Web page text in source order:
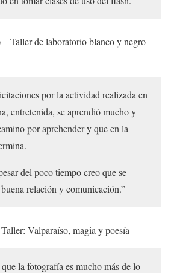
Taller de laboratorio blanco y negro
por la actividad realizada en
entretenida, se aprendió mucho y
por aprehender y que en la
del poco tiempo creo que se
relación y comunicación.”
Valparaíso, magia y poesía
la fotografía es mucho más de lo